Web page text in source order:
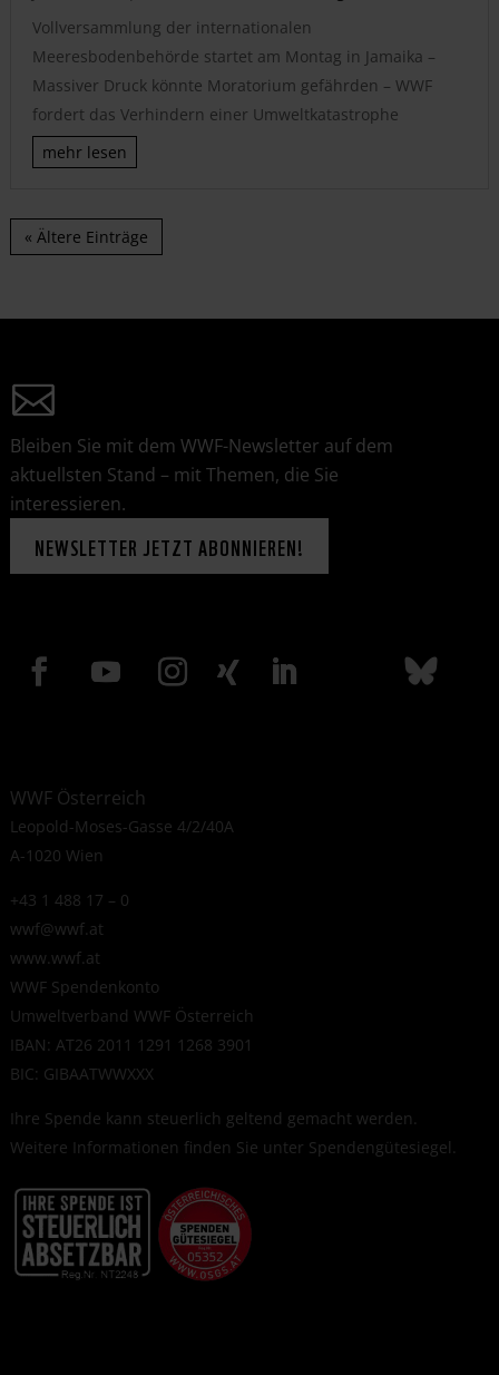
Vollversammlung der internationalen
Meeresbodenbehörde startet am Montag in Jamaika –
Massiver Druck könnte Moratorium gefährden – WWF
fordert das Verhindern einer Umweltkatastrophe
mehr lesen
« Ältere Einträge
Bleiben Sie mit dem WWF-Newsletter auf dem
aktuellsten Stand – mit Themen, die Sie
interessieren.
NEWSLETTER JETZT ABONNIEREN!
WWF Österreich
Leopold-Moses-Gasse 4/2/40A
A-1020 Wien
+43 1 488 17 – 0
wwf@wwf.at
www.wwf.at
WWF Spendenkonto
Umweltverband WWF Österreich
IBAN: AT26 2011 1291 1268 3901
BIC: GIBAATWWXXX
Ihre Spende kann steuerlich geltend gemacht werden.
Weitere Informationen finden Sie unter Spendengütesiegel